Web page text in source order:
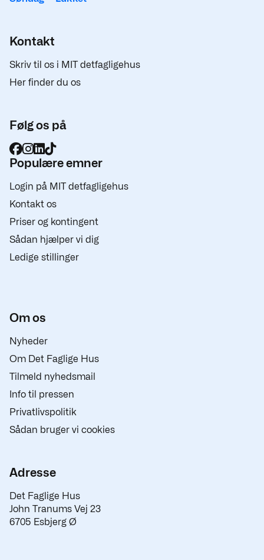
Kontakt
Skriv til os i MIT detfagligehus
Her finder du os
Følg os på
Populære emner
Login på MIT detfagligehus
Kontakt os
Priser og kontingent
Sådan hjælper vi dig
Ledige stillinger
Om os
Nyheder
Om Det Faglige Hus
Tilmeld nyhedsmail
Info til pressen
Privatlivspolitik
Sådan bruger vi cookies
Adresse
Det Faglige Hus
John Tranums Vej 23
6705 Esbjerg Ø